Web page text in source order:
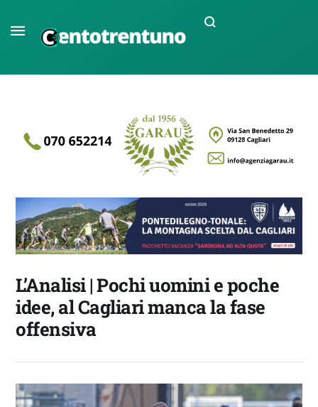
L’Analisi | Pochi uomini e poche
idee, al Cagliari manca la fase
offensiva